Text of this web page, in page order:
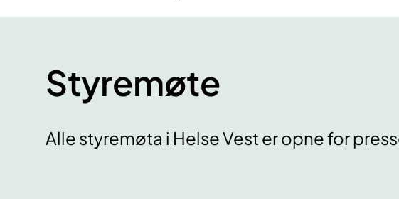
Styremøte
Alle styremøta i Helse Vest er opne for